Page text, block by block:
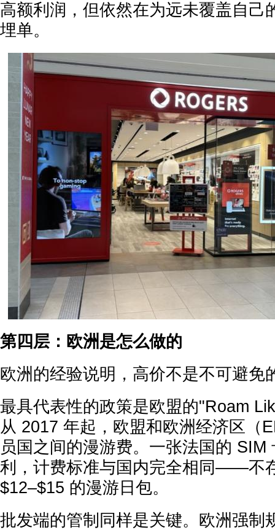
高额利润，但依然在为远未覆盖自己
埋单。
第四层：欧洲是怎么做的
欧洲的经验说明，高价不是不可避免
最具代表性的政策是欧盟的"Roam
从 2017 年起，欧盟和欧洲经济区（
员国之间的漫游费。一张法国的 SIM
利，计费标准与国内完全相同——不
$12–$15 的漫游日包。
批发端的管制同样是关键。欧洲强制